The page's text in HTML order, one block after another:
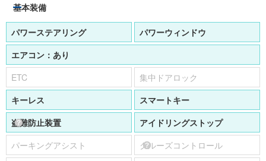
基本装備
パワーステアリング
パワーウィンドウ
エアコン： あり
ETC
集中ドアロック
キーレス
スマートキー
盗難防止装置
アイドリングストップ
パーキングアシスト
クルーズコントロール